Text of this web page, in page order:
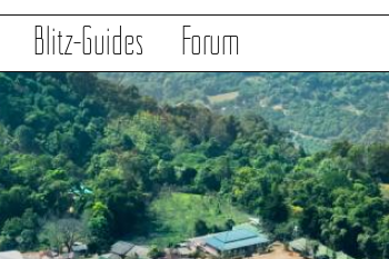
Blitz-Guides Forum